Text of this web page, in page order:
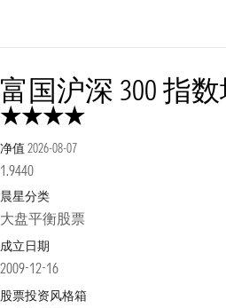
富国沪深 300 指数
净值 2026-08-07
1.9440
晨星分类
大盘平衡股票
成立日期
2009-12-16
股票投资风格箱